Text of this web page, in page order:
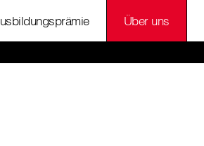
Über uns